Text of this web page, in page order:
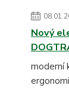
Nový
moderní